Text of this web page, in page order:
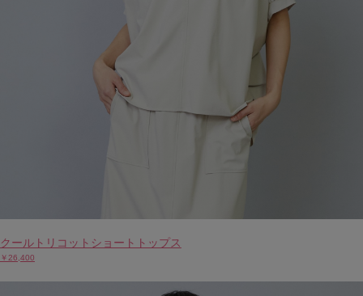
クールトリコットショートトップス
￥26,400